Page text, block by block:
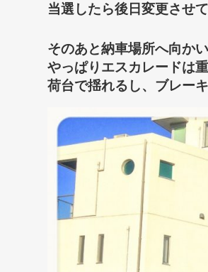
当選したら後日変更させ
そのあと納車場所へ向か
やっぱりエスカレードは
荷台で揺れるし、ブレー